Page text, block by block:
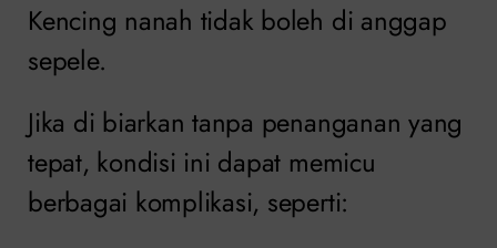
Kencing nanah tidak boleh di anggap
sepele.
Jika di biarkan tanpa penanganan yang
tepat, kondisi ini dapat memicu
berbagai komplikasi, seperti: